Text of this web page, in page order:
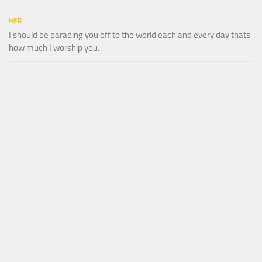
HER
I should be parading you off to the world each and every day thats
how much I worship you.